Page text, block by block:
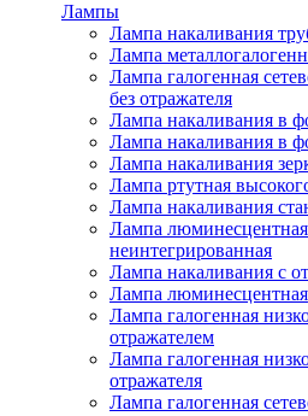
Лампы
Лампа накаливания
Лампа
Лампа галогенная
без отражателя
Лампа накаливания в
Лампа накаливания в
Лампа накаливания
Лампа ртутная
Лампа накаливания
Лампа
неинтегрированная
Лампа накаливания с
Лампа люминесцентная
Лампа галогенная
отражателем
Лампа галогенная
отражателя
Лампа галогенная